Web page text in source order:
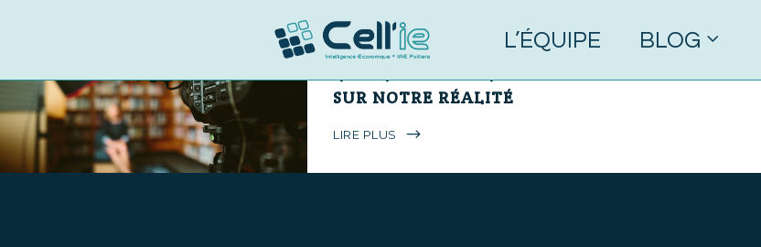
L’ÉQUIPE BLOG
8 mai 2019 0 Commentaires
L’INFLUENCE DE LA FICTION
SUR NOTRE RÉALITÉ
LIRE PLUS